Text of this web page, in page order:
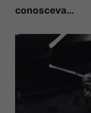
conosceva…